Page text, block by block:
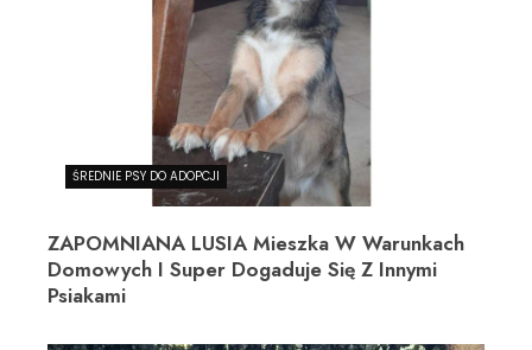
ŚREDNIE PSY DO ADOPCJI
ZAPOMNIANA LUSIA Mieszka W Warunkach
Domowych I Super Dogaduje Się Z Innymi
Psiakami